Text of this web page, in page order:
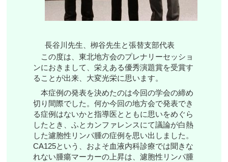
長谷川先生、栁谷先生と張替支部代表
この度は、東北地方会のプレナリーセッショ
ンにおきまして、栄えある優秀演題賞を受賞す
ることが出来、大変光栄に思います。
本症例の発表を決めたのは今回の学会の締め
切り間際でした。何か今回の地方会で発表でき
る症例はないかと指導医とともに思いをめぐら
したとき、ふとカンファレンスにて議論が白熱
した濾胞性リンパ腫の症例を思い出しました。
CA125という、およそ血液内科診療では聞きな
れない腫瘍マーカーの上昇は、濾胞性リンパ腫